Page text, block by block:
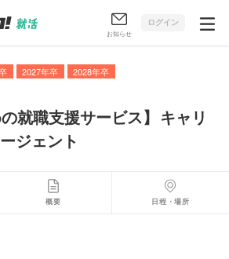
お知らせ
ログイン
2027年卒
2028年卒
就職支援サービス】 キャリ
ジェント
概要 日程・場所